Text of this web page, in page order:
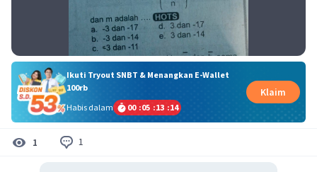
Ikuti Tryout SNBT & Menangkan E-Wallet
100rb
Habis dalam
00 :05 :13 :14
Klaim
1 1